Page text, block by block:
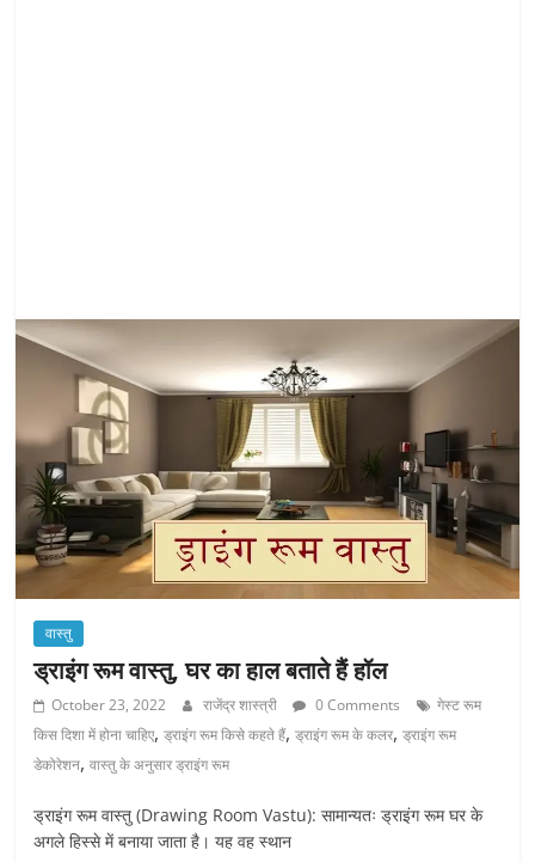
वास्तु
ड्राइंग रूम वास्तु, घर का हाल बताते हैं हॉल
October 23, 2022 राजेंद्र शास्त्री 0 Comments
गेस्ट रूम
किस दिशा में होना चाहिए,ड्राइंग रूम किसे कहते हैं,ड्राइंग रूम के कलर,ड्राइंग रूम
डेकोरेशन,वास्तु के अनुसार ड्राइंग रूम
ड्राइंग रूम वास्तु (Drawing Room Vastu): सामान्यतः ड्राइंग रूम घर के
अगले हिस्से में बनाया जाता है। यह वह स्थान